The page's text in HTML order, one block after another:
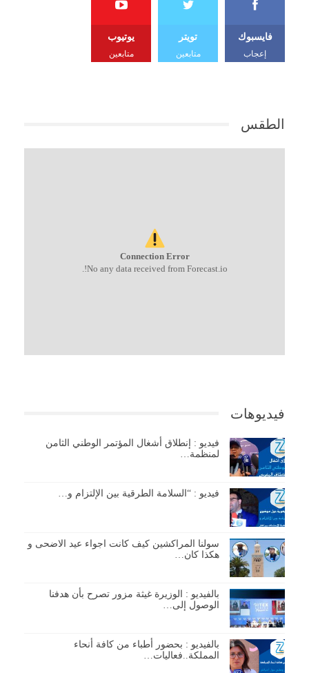
فايسبوك
إعجاب
تويتر
متابعين
يوتيوب
متابعين
الطقس
Connection Error
No any data received from Forecast.io!.
فيديوهات
فيديو : إنطلاق أشغال المؤتمر الوطني الثامن
لمنظمة…
فيديو : “السلامة الطرقية بين الإلتزام و…
سولنا المراكشين كيف كانت اجواء عيد الاضحى و
هكذا كان…
بالفيديو : الوزيرة غيثة مزور تصرح بأن هدفنا
الوصول إلى…
بالفيديو : بحضور أطباء من كافة أنحاء
المملكة..فعاليات…